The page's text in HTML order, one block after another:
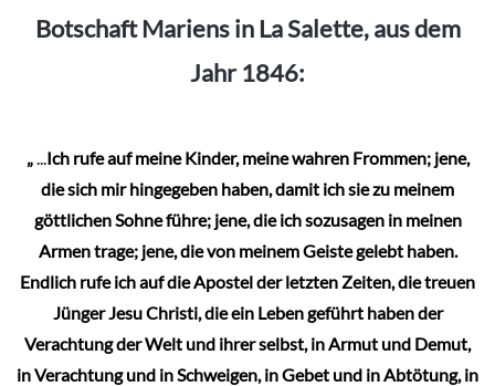
Botschaft Mariens in La Salette, aus dem
Jahr 1846:
„...Ich rufe auf meine Kinder, meine wahren Frommen; jene,
die sich mir hingegeben haben, damit ich sie zu meinem
göttlichen Sohne führe; jene, die ich sozusagen in meinen
Armen trage; jene, die von meinem Geiste gelebt haben.
Endlich rufe ich auf die Apostel der letzten Zeiten, die treuen
Jünger Jesu Christi, die ein Leben geführt haben der
Verachtung der Welt und ihrer selbst, in Armut und Demut,
in Verachtung und in Schweigen, in Gebet und in Abtötung, in